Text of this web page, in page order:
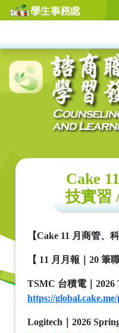
Cake
技實習
【Cake 11 月商管、
【 11 月月報｜ 20 筆
TSMC 台積電｜ 2026
https://
Logitech｜ 2026